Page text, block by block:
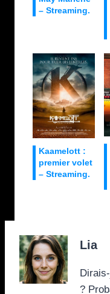
– Streaming.
Kaamelott :
premier volet
– Streaming.
Lia
?